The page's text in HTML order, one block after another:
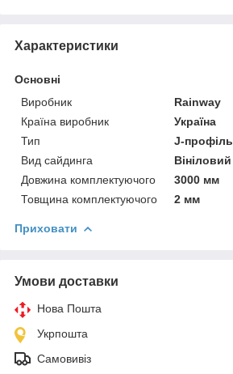
Характеристики
Основні
Виробник
Rainway
Країна виробник
Україна
Тип
J-профіль
Вид сайдинга
Вініловий
Довжина комплектуючого
3000 мм
Товщина комплектуючого
2 мм
Приховати
Умови доставки
Нова Пошта
Укрпошта
Самовивіз